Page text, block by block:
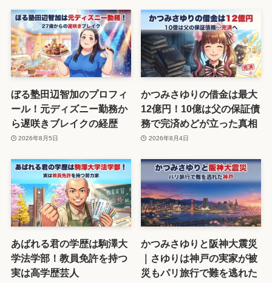
ぼる塾田辺智加のプロフィ
ール！元ディズニー勤務か
ら遅咲きブレイクの経歴
2026年8月5日
かつみさゆりの借金は最大
12億円！10億は父の保証債
務で完済めどが立った真相
2026年8月4日
あばれる君の学歴は駒澤大
学法学部！教員免許を持つ
実は高学歴芸人
かつみさゆりと阪神大震災
｜さゆりは神戸の実家が被
災もパリ旅行で難を逃れた